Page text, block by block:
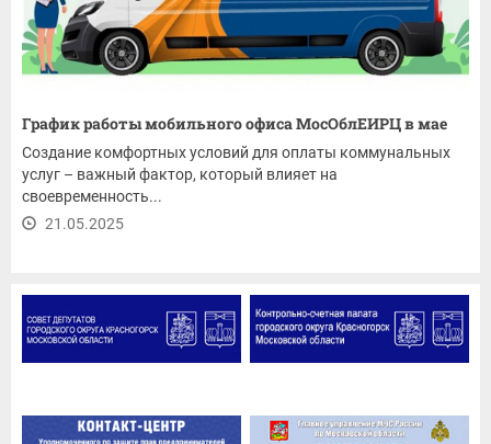
График работы мобильного офиса МосОблЕИРЦ в мае
Создание комфортных условий для оплаты коммунальных
услуг – важный фактор, который влияет на
своевременность...
21.05.2025